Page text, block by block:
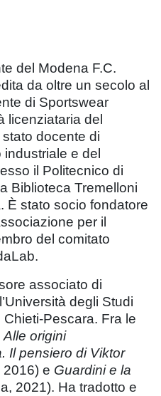
del Modena F.C.
da oltre un secolo al
di Sportswear
licenziataria del
docente di
e del
il Politecnico di
Biblioteca Tremelloni
È stato socio fondatore
per il
del comitato
associato di
degli Studi
Chieti-Pescara. Fra le
Alle origini
Il pensiero di Viktor
e Guardini e la
2021). Ha tradotto e